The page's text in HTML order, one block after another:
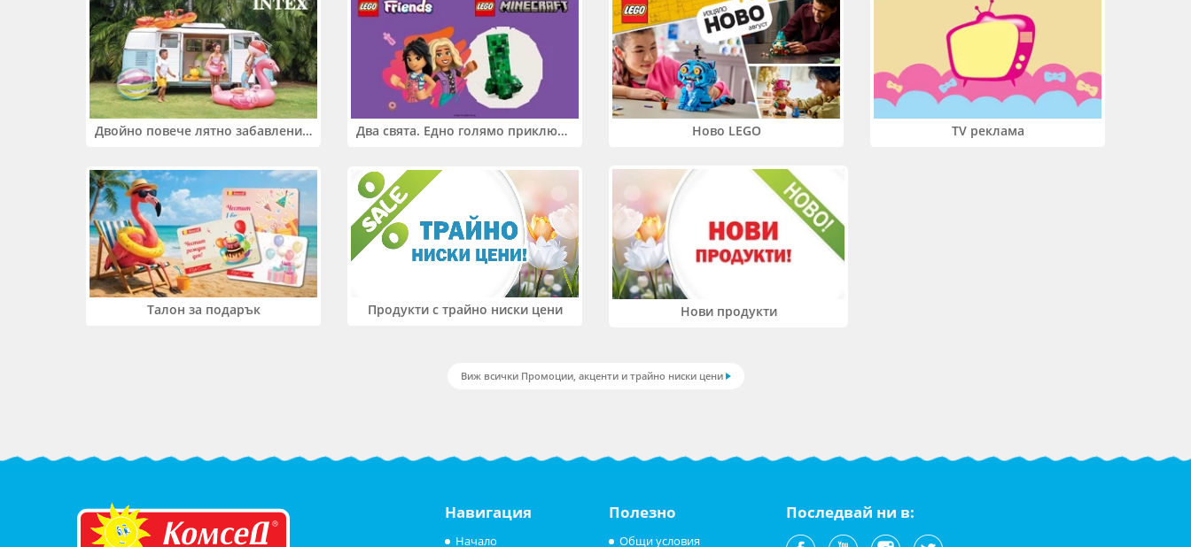
Двойно повече лятно забавление! Купи 2 продукта INTEX и вземи -33% Два свята. Едно голямо приключение. Купи 2 продукта LEGO® Friends и/или LEGO® Minecraft и вземи -27% Ново LEGO TV реклама
Талон за подарък Продукти с трайно ниски цени Нови продукти
Виж всички Промоции, акценти и трайно ниски цени
Навигация
Начало
Полезно
Общи условия
Последвай ни в: